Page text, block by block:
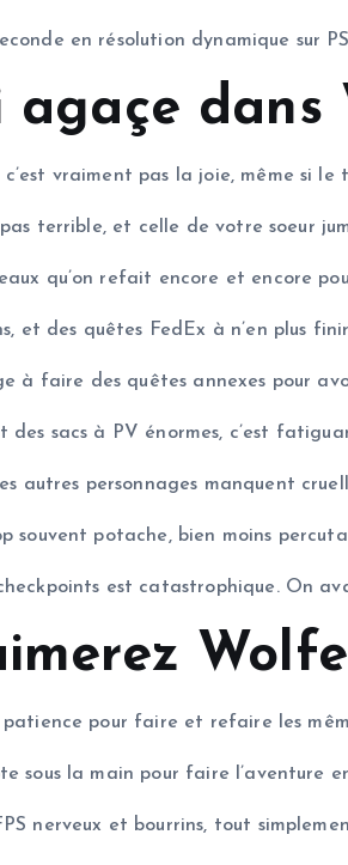
en résolution dynamique sur
agaçe dans
c’est vraiment pas la joie, même si
pas terrible, et celle de votre soeur
qu’on refait encore et encore
et des quêtes FedEx à n’en plus finir
à faire des quêtes annexes pour
des sacs à PV énormes, c’est
autres personnages manquent
souvent potache, bien moins
est catastrophique. On
patience pour faire et refaire les
sous la main pour faire l’aventure
nerveux et bourrins, tout